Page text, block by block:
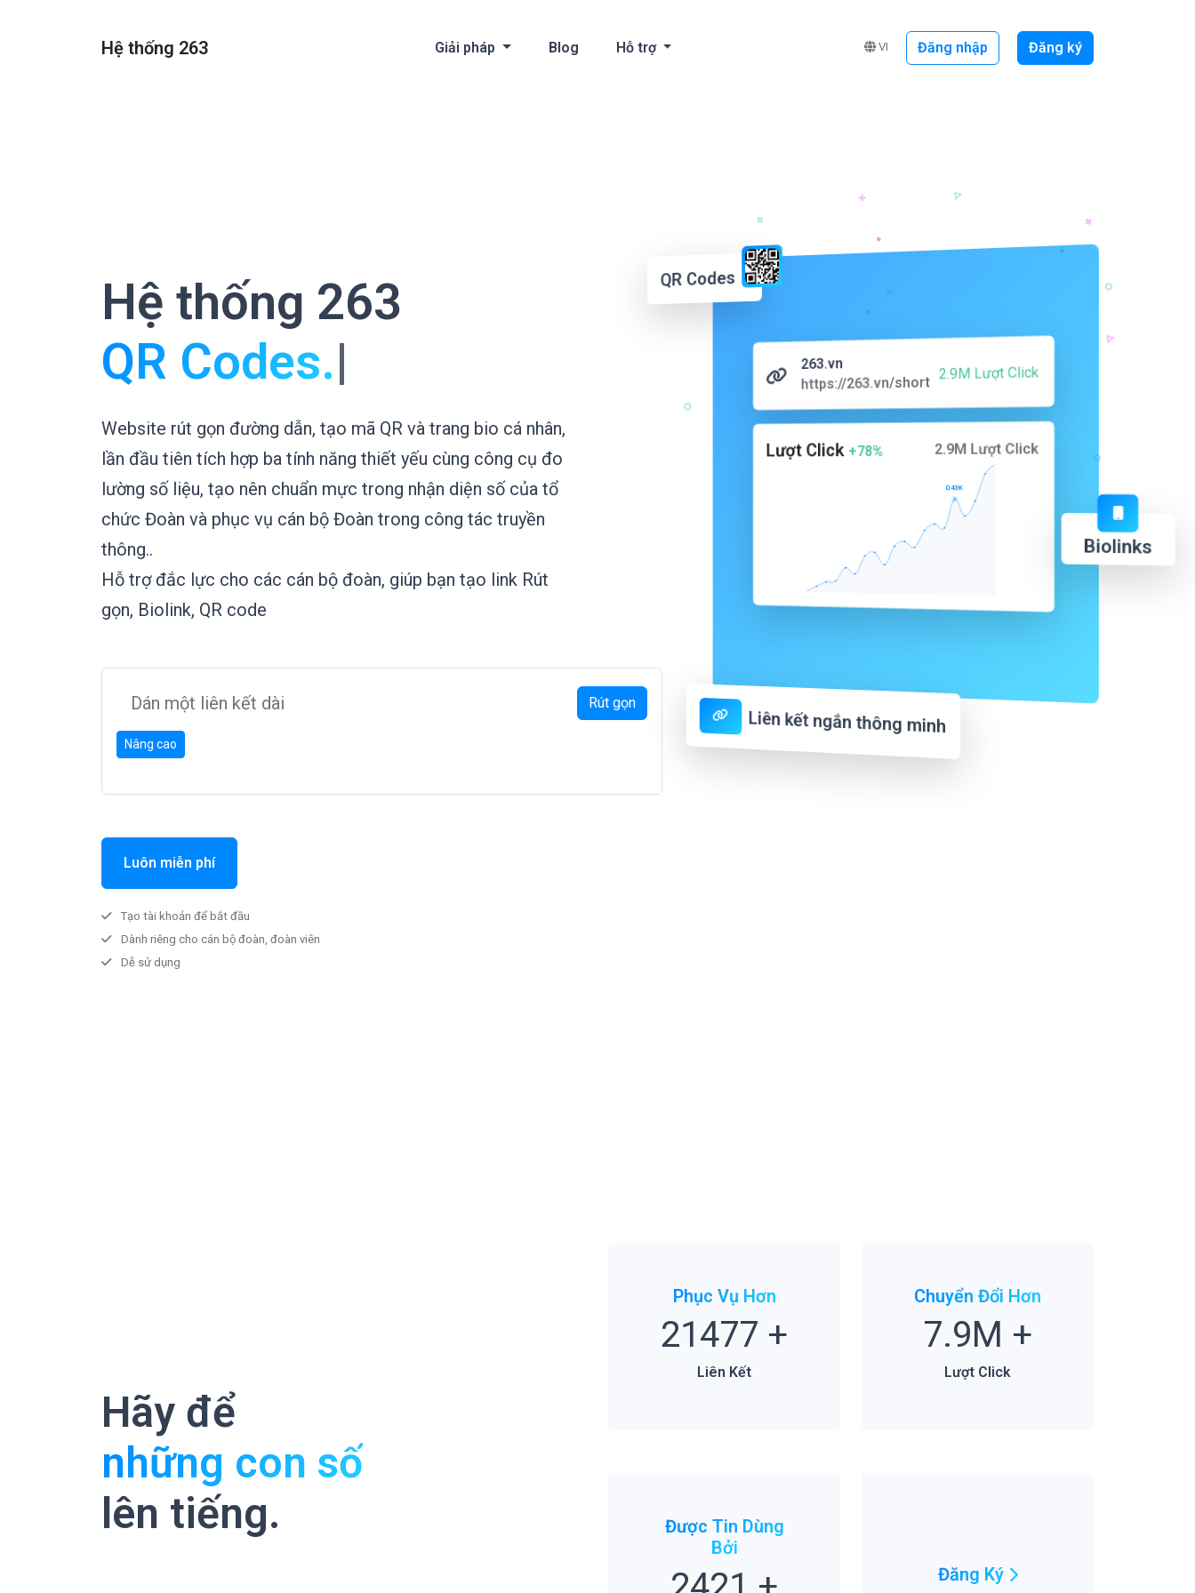
Hệ thống 263 Giải pháp Blog Hỗ trợ VI Đăng nhập Đăng ký
Hệ thống 263
QR Code|
Website rút gọn đường dẫn, tạo mã QR và trang bio cá nhân,
lần đầu tiên tích hợp ba tính năng thiết yếu cùng công cụ đo
lường số liệu, tạo nên chuẩn mực trong nhận diện số của tổ
chức Đoàn và phục vụ cán bộ Đoàn trong công tác truyền
thông..
Hỗ trợ đắc lực cho các cán bộ đoàn, giúp bạn tạo link Rút
gọn, Biolink, QR code
Rút gọn
Nâng cao
Luôn miễn phí
Tạo tài khoản để bắt đầu
Dành riêng cho cán bộ đoàn, đoàn viên
Dễ sử dụng
263.vn
https://263.vn/short
2.9M Lượt Click
Lượt Click +78% 2.9M Lượt Click
0.43K
QR Codes
Biolinks
Liên kết ngắn thông minh
Hãy để
những con số
lên tiếng.
Phục Vụ Hơn
21477 +
Liên Kết
Chuyển Đổi Hơn
7.9M +
Lượt Click
Được Tin Dùng
Bởi
Đăng Ký